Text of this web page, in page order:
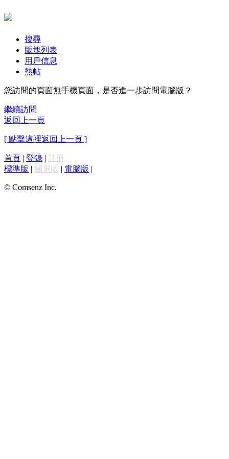
搜尋
版塊列表
用戶信息
熱帖
您訪問的頁面無手機頁面，是否進一步訪問電腦版？
繼續訪問
返回上一頁
[ 點擊這裡返回上一頁 ]
首頁 | 登錄 | 註冊
標準版 | 觸屏版 | 電腦版 |
© Comsenz Inc.